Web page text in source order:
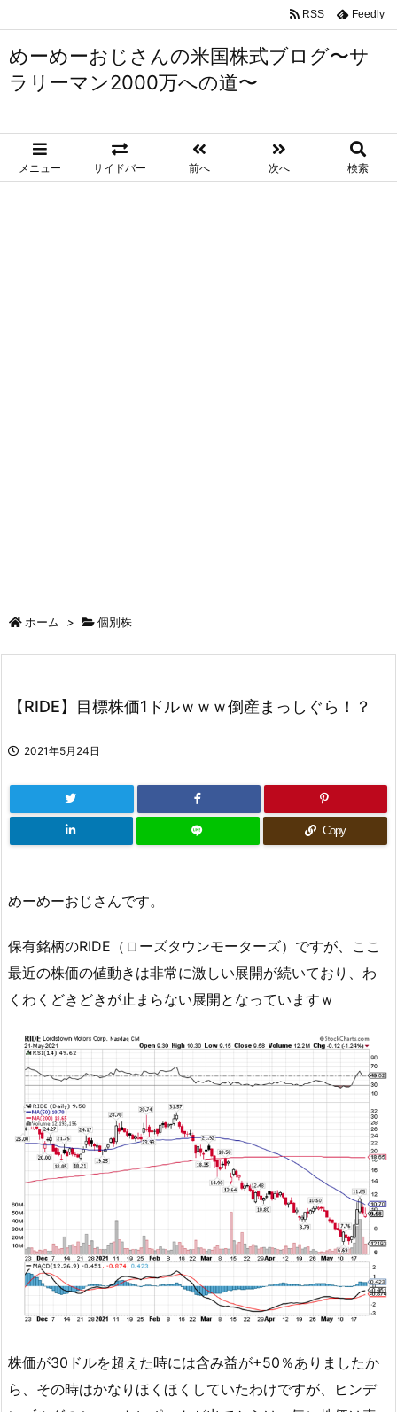
めーめーおじさんの米国株式ブログ〜サ
ラリーマン2000万への道〜
メニュー サイドバー 前へ 次へ 検索
RSS Feedly
ホーム > 個別株
【RIDE】目標株価1ドルｗｗｗ倒産まっしぐら！？
2021年5月24日
Copy
めーめーおじさんです。
保有銘柄のRIDE（ローズタウンモーターズ）ですが、ここ
最近の株価の値動きは非常に激しい展開が続いており、わ
くわくどきどきが止まらない展開となっていますｗ
株価が30ドルを超えた時には含み益が+50％ありましたか
ら、その時はかなりほくほくしていたわけですが、ヒンデ